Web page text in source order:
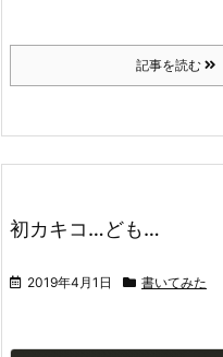
記事を読む
初カキコ…ども…
2019年4月1日 書いてみた